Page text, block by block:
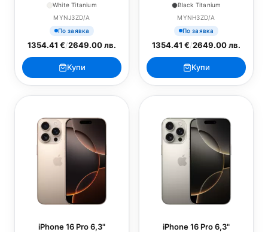
White Titanium
MYNJ3ZD/A
По заявка
1354.41 €/2649.00 лв.
Купи
Black Titanium
MYNH3ZD/A
По заявка
1354.41 €/2649.00 лв.
Купи
iPhone 16 Pro 6,3" iPhone 16 Pro 6,3"